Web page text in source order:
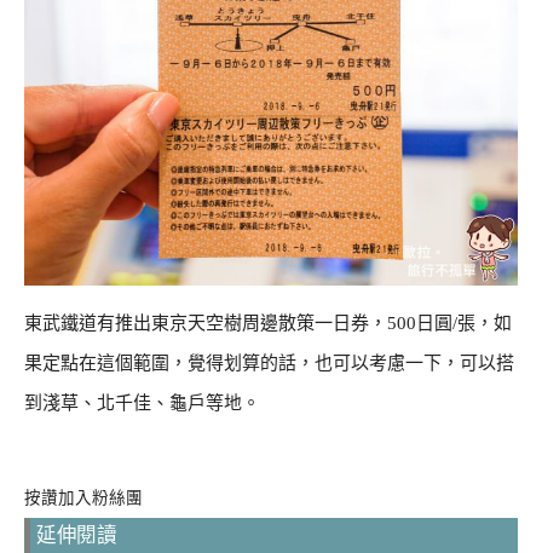
東武鐵道有推出東京天空樹周邊散策一日券，500日圓/張，如
果定點在這個範圍，覺得划算的話，也可以考慮一下，可以搭
到淺草、北千佳、龜戶等地。
按讚加入粉絲團
延伸閱讀